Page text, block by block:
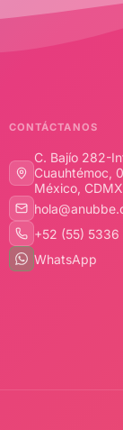
CONTÁCTANOS
C. Bajío 282-
Cuauhtémoc,
México, CDMX
+52 (55) 5336
WhatsApp